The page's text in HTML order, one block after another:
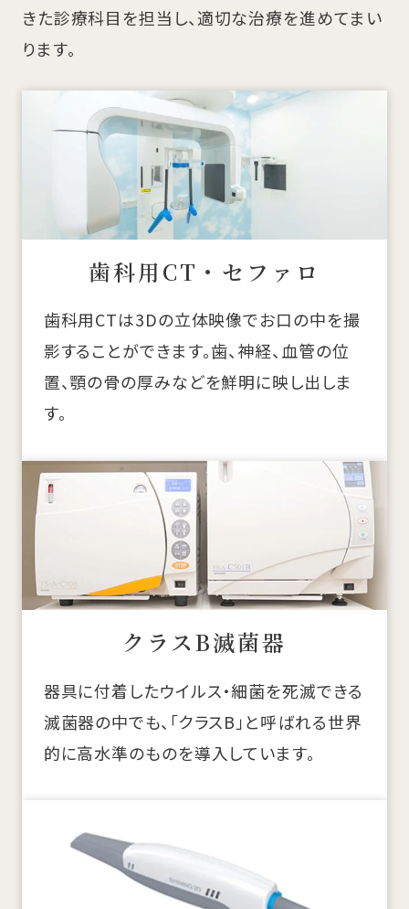
きた診療科目を担当し、適切な治療を進めてまい
ります。
歯科用CT・セファロ
歯科用CTは3Dの立体映像でお口の中を撮
影することができます。歯、神経、血管の位
置、顎の骨の厚みなどを鮮明に映し出しま
す。
クラスB滅菌器
器具に付着したウイルス・細菌を死滅できる
滅菌器の中でも、「クラスB」と呼ばれる世界
的に高水準のものを導入しています。